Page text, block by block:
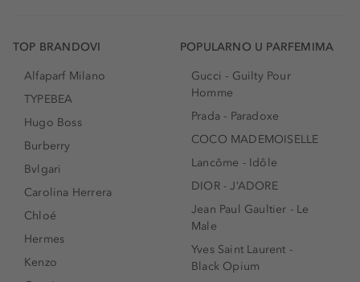
TOP BRANDOVI
Alfaparf Milano
TYPEBEA
Hugo Boss
Burberry
Bvlgari
Carolina Herrera
Chloé
Hermes
Kenzo
POPULARNO U PARFEMIMA
Gucci - Guilty Pour
Homme
Prada - Paradoxe
COCO MADEMOISELLE
Lancôme - Idôle
DIOR - J’ADORE
Jean Paul Gaultier - Le
Male
Yves Saint Laurent -
Black Opium